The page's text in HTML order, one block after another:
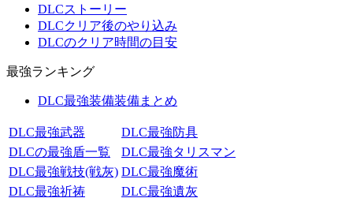
DLCストーリー
DLCクリア後のやり込み
DLCのクリア時間の目安
最強ランキング
DLC最強装備装備まとめ
DLC最強武器
DLC最強防具
DLCの最強盾一覧
DLC最強タリスマン
DLC最強戦技(戦灰) DLC最強魔術
DLC最強祈祷
DLC最強遺灰